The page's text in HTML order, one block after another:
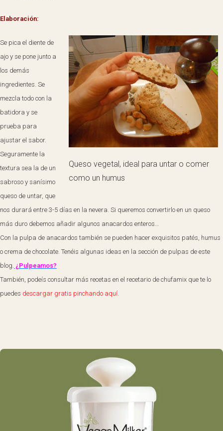
Elaboración:
Queso vegetal, ideal para untar o comer
como un humus
Se pica el diente de
ajo y se pone junto a
los demás
ingredientes. Se
mezcla todo con la
batidora y se
prueba para
ajustar el sabor.
Seguramente la
textura sea la de un
sabroso y sanísimo
queso de untar, que
nos durará entre 3-5 días en la nevera. Si queremos convertirlo en un queso
más duro debemos añadir algunos anacardos enteros…
Con la pulpa de anacardos también se pueden hacer exquisitos patés, humus
o crema de chocolate. Tenéis algunas ideas en la sección de pulpas de este
blog. ¿Pulpeamos?
También, podeís consultar más recetas en el recetario de chufamix que te lo
puedes descargar gratis pinchando aquí.